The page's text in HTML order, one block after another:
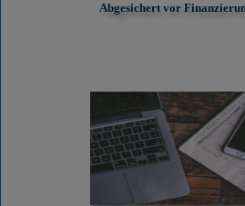
Abgesichert vor